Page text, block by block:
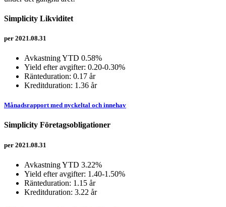
Simplicity Likviditet
per 2021.08.31
Avkastning YTD 0.58%
Yield efter avgifter: 0.20-0.30%
Ränteduration: 0.17 år
Kreditduration: 1.36 år
Månadsrapport med nyckeltal och innehav
Simplicity Företagsobligationer
per 2021.08.31
Avkastning YTD 3.22%
Yield efter avgifter: 1.40-1.50%
Ränteduration: 1.15 år
Kreditduration: 3.22 år